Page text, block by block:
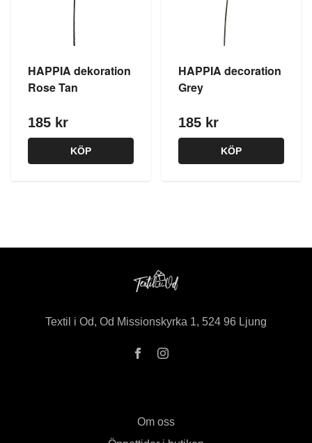
HAPPIA dekoration
Rose Tan
185 kr
KÖP
HAPPIA decoration
Grey
185 kr
KÖP
Textil i Od, Od Missionskyrka 1, 524 96 Ljung
Om oss